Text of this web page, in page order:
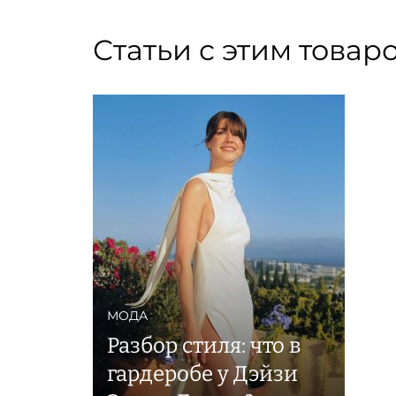
Статьи с этим
МОДА
Разбор стиля: что в
гардеробе у Дэйзи